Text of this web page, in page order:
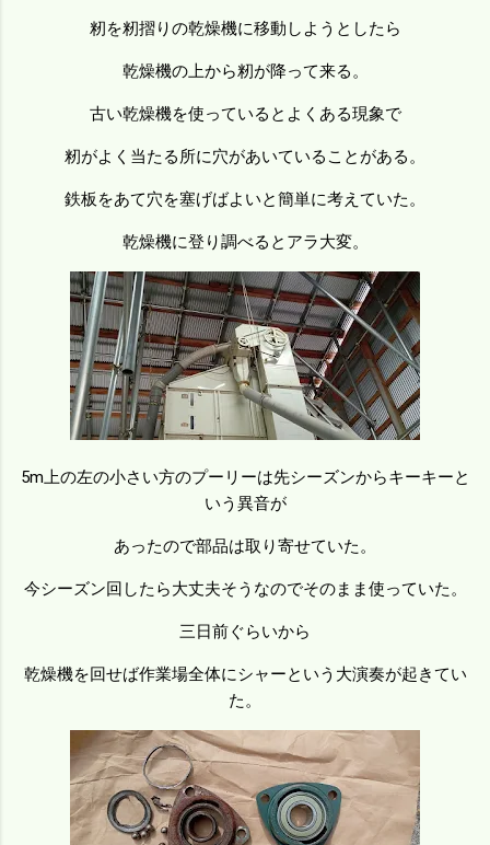
籾を籾摺りの乾燥機に移動しようとしたら
乾燥機の上から籾が降って来る。
古い乾燥機を使っているとよくある現象で
籾がよく当たる所に穴があいていることがある。
鉄板をあて穴を塞げばよいと簡単に考えていた。
乾燥機に登り調べるとアラ大変。
5m上の左の小さい方のプーリーは先シーズンからキーキーと
いう異音が
あったので部品は取り寄せていた。
今シーズン回したら大丈夫そうなのでそのまま使っていた。
三日前ぐらいから
乾燥機を回せば作業場全体にシャーという大演奏が起きてい
た。